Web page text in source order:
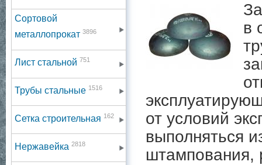
Сортовой
металлопрокат 3896
Лист стальной 751
Трубы стальные 1516
Сетка строительная 162
Нержавейка 2818
в
от условий
выполняться
штампования,